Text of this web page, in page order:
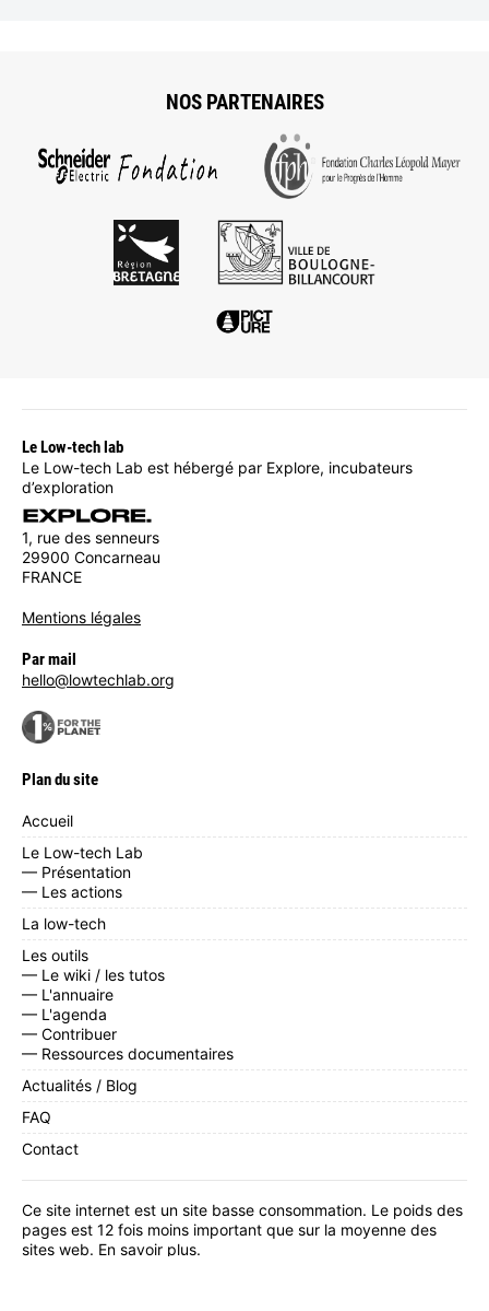
NOS PARTENAIRES
Le Low-tech lab
Le Low-tech Lab est hébergé par Explore, incubateurs
d’exploration
1, rue des senneurs
29900 Concarneau
FRANCE
Mentions légales
Par mail
hello@lowtechlab.org
Plan du site
Accueil
Le Low-tech Lab
— Présentation
— Les actions
La low-tech
Les outils
— Le wiki / les tutos
— L'annuaire
— L'agenda
— Contribuer
— Ressources documentaires
Actualités / Blog
FAQ
Contact
Ce site internet est un site basse consommation. Le poids des
pages est 12 fois moins important que sur la moyenne des
sites web. En savoir plus.